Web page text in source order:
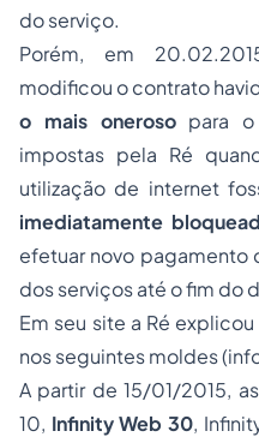
do serviço.
Porém, em
modificou o contrato
o mais onerosopara o
impostas pela Ré
utilização de internet
imediatamente
efetuar novo pagamento
dos serviços até o fim do
Em seu site a Ré
nos seguintes moldes
A partir de 15/01/2015,
10, Infinity Web 30,